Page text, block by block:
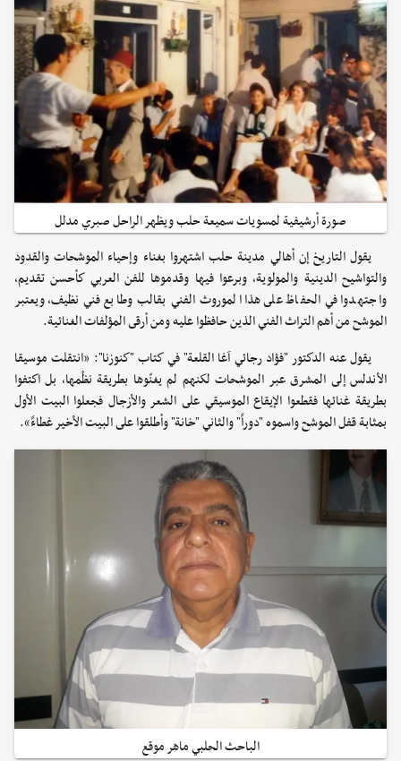
صورة أرشيفية لمسويات سميعة حلب ويظهر الراحل صبري مدلل
يقول التاريخ إن أهالي مدينة حلب اشتهروا بغناء وإحياء الموشحات والقدود
والتواشيح الدينية والمولوية، وبرعوا فيها وقدموها للفن العربي كأحسن تقديم،
واجتهدوا في الحفاظ على هذا الموروث الفني بقالب وطابع فني نظيف، ويعتبر
الموشح من أهم التراث الفني الذين حافظوا عليه ومن أرقى المؤلفات الغنائية.
يقول عنه الدكتور "فؤاد رجائي آغا القلعة" في كتاب "كنوزنا": «انتقلت موسيقا
الأندلس إلى المشرق عبر الموشحات لكنهم لم يغنّوها بطريقة نظْمها، بل اكتفوا
بطريقة غنائها فقطعوا الإيقاع الموسيقي على الشعر والأزجال فجعلوا البيت الأول
بمثابة قفل الموشح واسموه "دوراً" والثاني "خانة" وأطلقوا على البيت الأخير غطاءً».
الباحث الحلبي ماهر موقع